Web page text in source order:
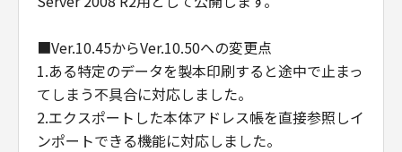
■Ver.10.45からVer.10.50への変更点
1.ある特定のデータを製本印刷すると途中で止まっ
てしまう不具合に対応しました。
2.エクスポートした本体アドレス帳を直接参照しイ
ンポートできる機能に対応しました。